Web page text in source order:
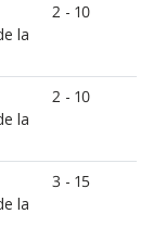
la
2 - 10
la
2 - 10
la
3 - 15